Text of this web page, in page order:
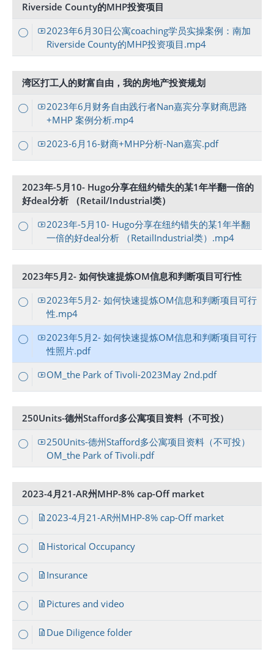
Riverside County的MHP投资项目
2023年6月30日公寓coaching学员实操案例：南加
Riverside County的MHP投资项目.mp4
湾区打工人的财富自由，我的房地产投资规划
2023年6月财务自由践行者Nan嘉宾分享财商思路
+MHP 案例分析.mp4
2023-6月16-财商+MHP分析-Nan嘉宾.pdf
2023年-5月10- Hugo分享在纽约错失的某1年半翻一倍的
好deal分析 （Retail/Industrial类）
2023年-5月10- Hugo分享在纽约错失的某1年半翻
一倍的好deal分析 （RetailIndustrial类）.mp4
2023年5月2- 如何快速提炼OM信息和判断项目可行性
2023年5月2- 如何快速提炼OM信息和判断项目可行
性.mp4
2023年5月2- 如何快速提炼OM信息和判断项目可行
性照片.pdf
OM_the Park of Tivoli-2023May 2nd.pdf
250Units-德州Stafford多公寓项目资料（不可投）
250Units-德州Stafford多公寓项目资料（不可投）
OM_the Park of Tivoli.pdf
2023-4月21-AR州MHP-8% cap-Off market
2023-4月21-AR州MHP-8% cap-Off market
Historical Occupancy
Insurance
Pictures and video
Due Diligence folder